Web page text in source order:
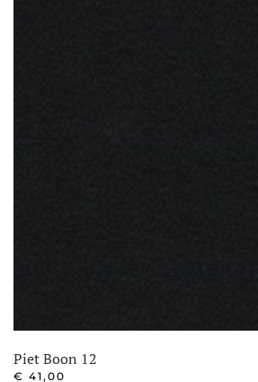
Piet Boon 12
€ 41,00